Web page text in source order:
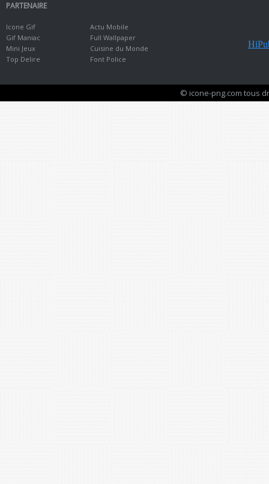
PARTENAIRE
Icone Gif
Gif Maniac
Mini Jeux
Top Delire
Actu Mobile
Full Wallpaper
Cuisine du Monde
Font Police
© icone-png.com tous